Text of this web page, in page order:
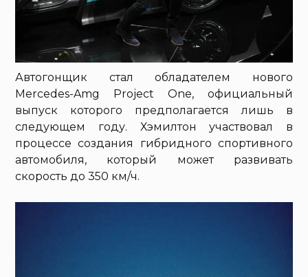
Автогонщик стал обладателем нового
Mercedes-Amg Project One, официальный
выпуск которого предполагается лишь в
следующем году. Хэмилтон участвовал в
процессе создания гибридного спортивного
автомобиля, который может развивать
скорость до 350 км/ч.